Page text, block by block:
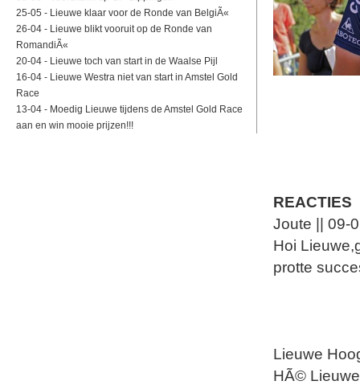
25-05 - Lieuwe klaar voor de Ronde van BelgiÃ«
26-04 - Lieuwe blikt vooruit op de Ronde van
RomandiÃ«
20-04 - Lieuwe toch van start in de Waalse Pijl
16-04 - Lieuwe Westra niet van start in Amstel Gold
Race
13-04 - Moedig Lieuwe tijdens de Amstel Gold Race
aan en win mooie prijzen!!!
REACTIES
Joute || 09-
Hoi
protte
Lieuwe
HÃ©